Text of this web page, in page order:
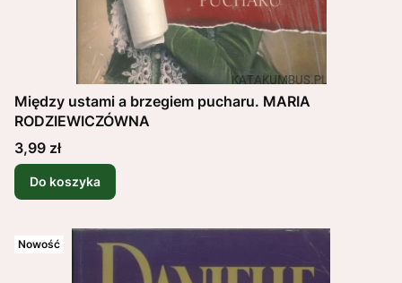
Między ustami a brzegiem pucharu. MARIA
RODZIEWICZÓWNA
Cena
3,99 zł
Do koszyka
Nowość